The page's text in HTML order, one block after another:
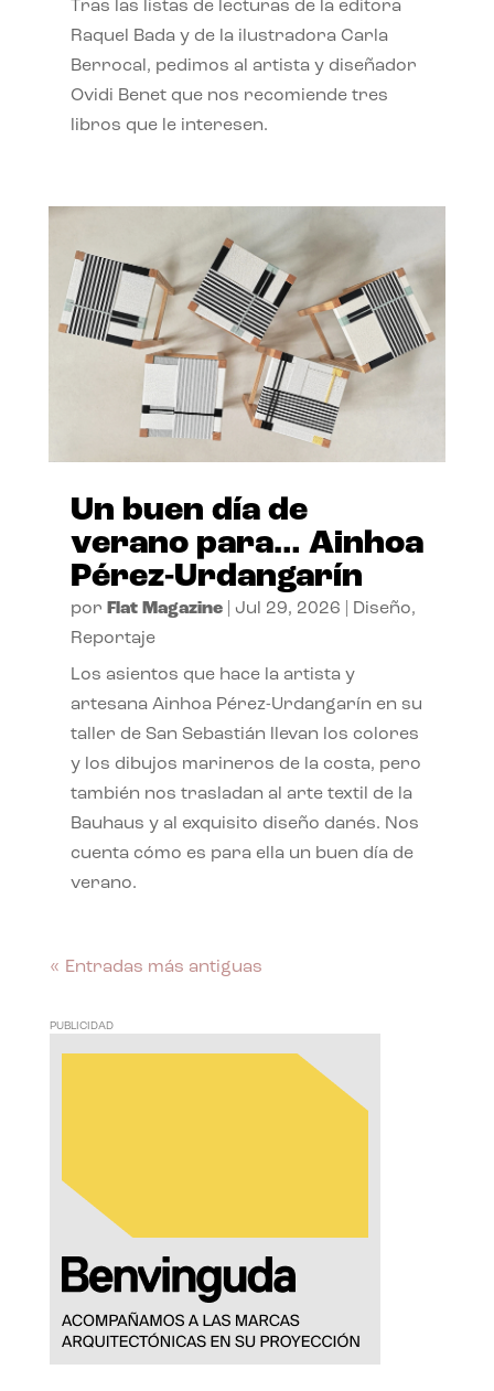
Tras las listas de lecturas de la editora
Raquel Bada y de la ilustradora Carla
Berrocal, pedimos al artista y diseñador
Ovidi Benet que nos recomiende tres
libros que le interesen.
Un buen día de
verano para… Ainhoa
Pérez-Urdangarín
por Flat Magazine| Jul 29, 2026 Diseño,
Reportaje
Los asientos que hace la artista y
artesana Ainhoa Pérez-Urdangarín en su
taller de San Sebastián llevan los colores
y los dibujos marineros de la costa, pero
también nos trasladan al arte textil de la
Bauhaus y al exquisito diseño danés. Nos
cuenta cómo es para ella un buen día de
verano.
« Entradas más antiguas
PUBLICIDAD